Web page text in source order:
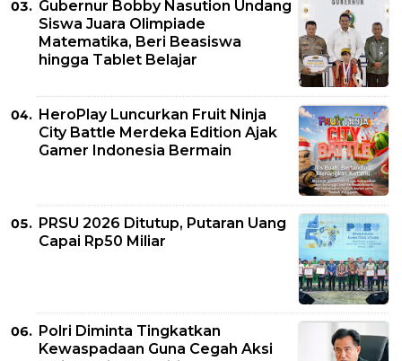
Gubernur Bobby Nasution Undang
Siswa Juara Olimpiade
Matematika, Beri Beasiswa
hingga Tablet Belajar
HeroPlay Luncurkan Fruit Ninja
City Battle Merdeka Edition Ajak
Gamer Indonesia Bermain
PRSU 2026 Ditutup, Putaran Uang
Capai Rp50 Miliar
Polri Diminta Tingkatkan
Kewaspadaan Guna Cegah Aksi